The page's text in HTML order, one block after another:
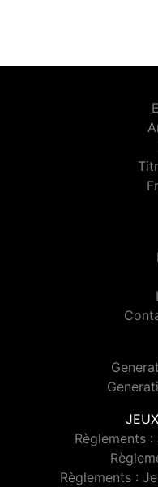
Règlements
Règlements :